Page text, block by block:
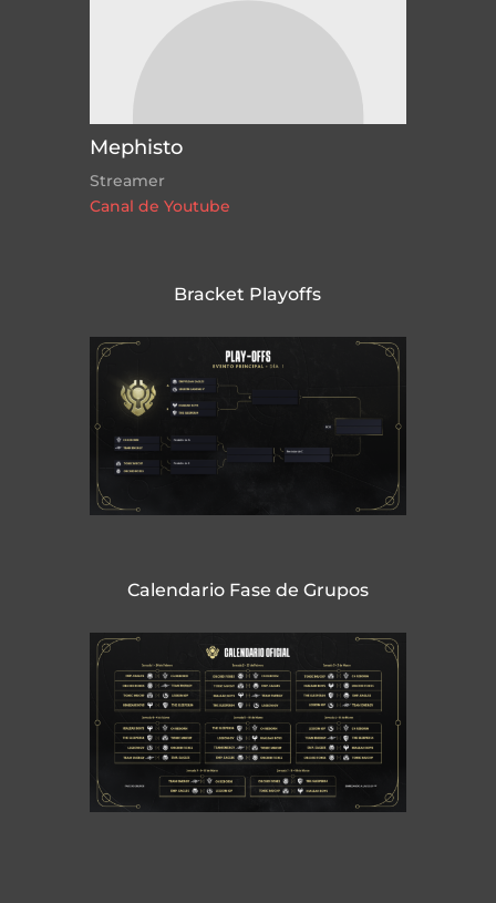
Mephisto
Streamer
Canal de Youtube
Bracket Playoffs
Calendario Fase de Grupos